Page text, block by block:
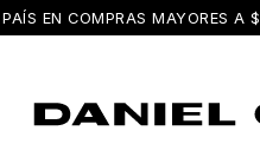
EN COMPRAS MAYORES